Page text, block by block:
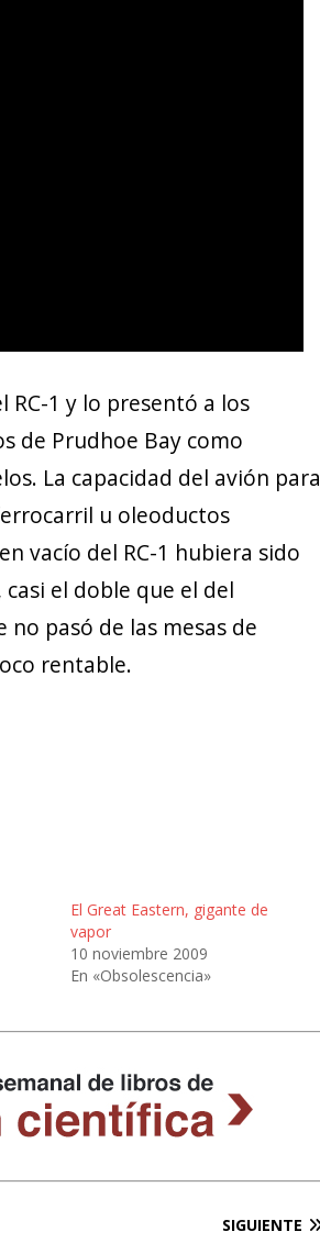
1 y lo presentó a los
de Prudhoe Bay como
La capacidad del avión para
u oleoductos
vacío del RC-1 hubiera sido
el doble que el del
pasó de las mesas de
rentable.
El Great Eastern, gigante de
vapor
10 noviembre 2009
En «Obsolescencia»
SIGUIENTE